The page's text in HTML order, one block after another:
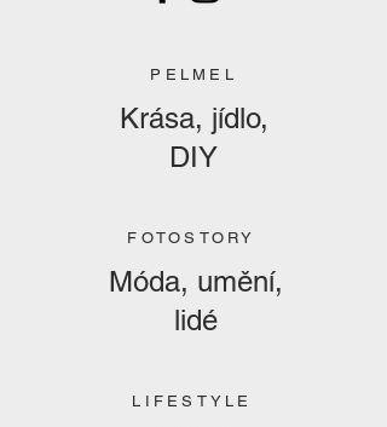
PELMEL
Krása, jídlo,
DIY
LIFESTYLE
FOTOSTORY
Móda, umění,
lidé